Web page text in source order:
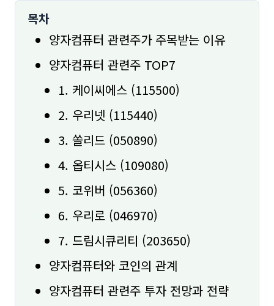
목차
양자컴퓨터 관련주가 주목받는 이유
양자컴퓨터 관련주 TOP7
1. 케이씨에스 (115500)
2. 우리넷 (115440)
3. 쏠리드 (050890)
4. 옵티시스 (109080)
5. 코위버 (056360)
6. 우리로 (046970)
7. 드림시큐리티 (203650)
양자컴퓨터와 코인의 관계
양자컴퓨터 관련주 투자 전망과 전략